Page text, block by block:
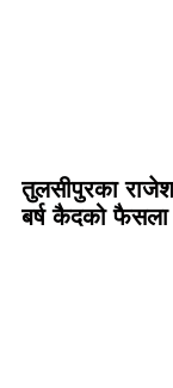
तुलसीपुरका राजेश
बर्ष कैदको फैसला